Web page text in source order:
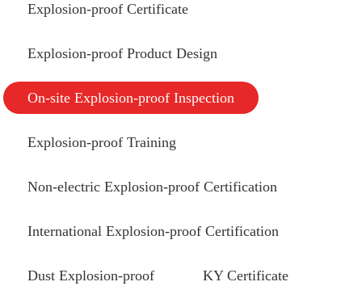
Explosion-proof Certificate
Explosion-proof Product Design
On-site Explosion-proof Inspection
Explosion-proof Training
Non-electric Explosion-proof Certification
International Explosion-proof Certification
Dust Explosion-proof KY Certificate